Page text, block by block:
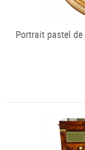
Portrait pastel de